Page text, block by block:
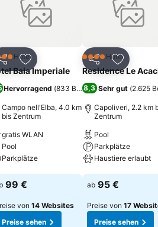
Fußweg mit dem Hotelareal
Ökotechnologie, in perfekter
ideal - zum Flughafen von Marina
10 km, nach Portoferraio zum größten
an, alle mit Klimaanlage,
Tresor und Badezimmer mit
)
Zu Favoriten hinzufügen
Hotel
Baia Imperiale
Hervorragend (833 Bewertungen )
Campo nell'Elba, 4.0 km
bis Zentrum
gratis WLAN
Pool
Parkplätze
sehen
99 €
von 14 Websites
Preise sehen
Teilen Zu
4 SterneHotel
Residence Le
8,3 Sehr gut (2.625
Capoliveri, 2.2 km
Zentrum
Pool
Parkplätze
Haustiere erlaubt
Preise sehen
ab 95 €
Preise von 17
Preise sehen